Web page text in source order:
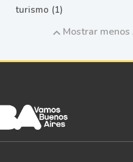
turismo (1)
Mostrar menos